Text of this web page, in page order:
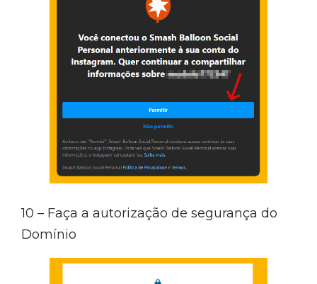
10 – Faça a autorização de segurança do
Domínio